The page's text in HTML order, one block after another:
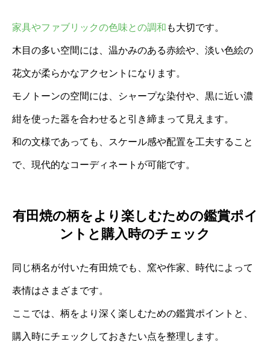
家具やファブリックの色味との調和 も大切です。
木目の多い空間には、温かみのある赤絵や、淡い色絵の
花文が柔らかなアクセントになります。
モノトーンの空間には、シャープな染付や、黒に近い濃
紺を使った器を合わせると引き締まって見えます。
和の文様であっても、スケール感や配置を工夫すること
で、現代的なコーディネートが可能です。
有田焼の柄をより楽しむための鑑賞ポイ
ントと購入時のチェック
同じ柄名が付いた有田焼でも、窯や作家、時代によって
表情はさまざまです。
ここでは、柄をより深く楽しむための鑑賞ポイントと、
購入時にチェックしておきたい点を整理します。